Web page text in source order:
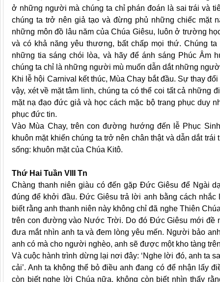
ở những người mà chúng ta chỉ phán đoán là sai trái và
chúng ta trở nên giả tạo và đừng phủ những chiếc
những môn đồ lâu năm của Chúa Giêsu, luôn ở trường
và có khả năng yêu thương, bất chấp mọi thứ. Chúng
những tia sáng chói lòa, và hãy để ánh sáng Phúc Âm
chúng ta chỉ là những người mù muốn dẫn dắt những
Khi lễ hội Carnival kết thúc, Mùa Chay bắt đầu. Sự thay
vậy, xét về mặt tâm linh, chúng ta có thể coi tất cả những
mặt nạ đạo đức giả và học cách mặc bộ trang phục duy
phục đức tin.
Vào Mùa Chay, trên con đường hướng đến lễ Phục
khuôn mặt khiến chúng ta trở nên chân thật và dẫn dắt
sống: khuôn mặt của Chúa Kitô.
Thứ Hai Tuần VIII Tn
Chàng thanh niên giàu có đến gặp Đức Giêsu để Ngài
đúng để khởi đầu. Đức Giêsu trả lời anh bằng cách
biết rằng anh thanh niên này không chỉ đã nghe Thiên
trên con đường vào Nước Trời. Do đó Đức Giêsu mới đề
đưa mắt nhìn anh ta và đem lòng yêu mến. Người bảo
anh có mà cho người nghèo, anh sẽ được một kho tàng
Và cuộc hành trình dừng lại nơi đây: ‘Nghe lời đó, anh ta
cải’. Anh ta không thể bỏ điều anh đang có để nhận lấy
còn biết nghe lời Chúa nữa, không còn biết nhìn thấy